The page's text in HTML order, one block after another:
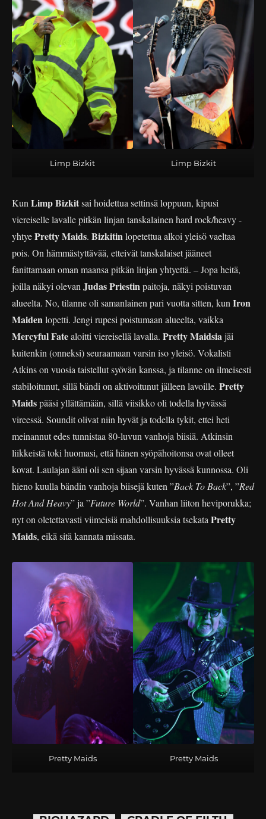
Limp Bizkit Limp Bizkit
Kun Limp Bizkitsai hoidettua settinsä loppuun, kipusi
viereiselle lavalle pitkän linjan tanskalainen hard rock/heavy -
yhtyePretty Maids. Bizkitinlopetettua alkoi yleisö vaeltaa
pois. On hämmästyttävää, etteivät tanskalaiset jääneet
fanittamaan oman maansa pitkän linjan yhtyettä. – Jopa heitä,
joilla näkyi olevan Judas Priestinpaitoja, näkyi poistuvan
alueelta. No, tilanne oli samanlainen pari vuotta sitten, kun Iron
Maidenlopetti. Jengi rupesi poistumaan alueelta, vaikka
Mercyful Fatealoitti viereisellä lavalla. Pretty Maidsiajäi
kuitenkin (onneksi) seuraamaan varsin iso yleisö. Vokalisti
Atkins on vuosia taistellut syövän kanssa, ja tilanne on ilmeisesti
stabiloitunut, sillä bändi on aktivoitunut jälleen lavoille. Pretty
Maidspääsi yllättämään, sillä viisikko oli todella hyvässä
vireessä. Soundit olivat niin hyvät ja todella tykit, ettei heti
meinannut edes tunnistaa 80-luvun vanhoja biisiä. Atkinsin
liikkeistä toki huomasi, että hänen syöpähoitonsa ovat olleet
kovat. Laulajan ääni oli sen sijaan varsin hyvässä kunnossa. Oli
hieno kuulla bändin vanhoja biisejä kuten ”Back To Back”, ”Red
Hot And Heavy” ja ”Future World”. Vanhan liiton heviporukka;
nyt on oletettavasti viimeisiä mahdollisuuksia tsekata Pretty
Maids, eikä sitä kannata missata.
Pretty Maids Pretty Maids